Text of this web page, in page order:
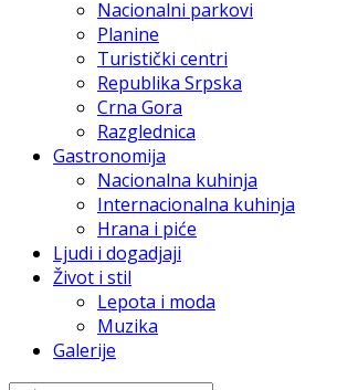
Nacionalni parkovi
Planine
Turistički centri
Republika Srpska
Crna Gora
Razglednica
Gastronomija
Nacionalna kuhinja
Internacionalna kuhinja
Hrana i piće
Ljudi i dogadjaji
Život i stil
Lepota i moda
Muzika
Galerije